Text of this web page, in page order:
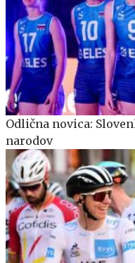
Odlična novica:
narodov